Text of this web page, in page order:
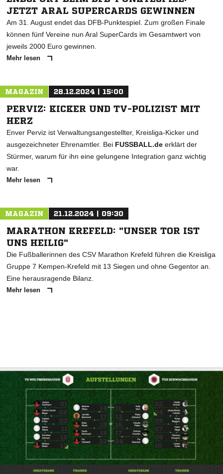
JETZT ARAL SUPERCARDS GEWINNEN
Am 31. August endet das DFB-Punktespiel. Zum großen Finale
können fünf Vereine nun Aral SuperCards im Gesamtwert von
jeweils 2000 Euro gewinnen.
Mehr lesen
MAGAZIN 28.12.2024 | 15:00
PERVIZ: KICKER UND TV-POLIZIST MIT
HERZ
Enver Perviz ist Verwaltungsangestellter, Kreisliga-Kicker und
ausgezeichneter Ehrenamtler. Bei FUSSBALL.de erklärt der
Stürmer, warum für ihn eine gelungene Integration ganz wichtig
war.
Mehr lesen
MAGAZIN 21.12.2024 | 09:30
MARATHON KREFELD: "UNSER TOR IST
UNS HEILIG"
Die Fußballerinnen des CSV Marathon Krefeld führen die Kreisliga
Gruppe 7 Kempen-Krefeld mit 13 Siegen und ohne Gegentor an.
Eine herausragende Bilanz.
Mehr lesen